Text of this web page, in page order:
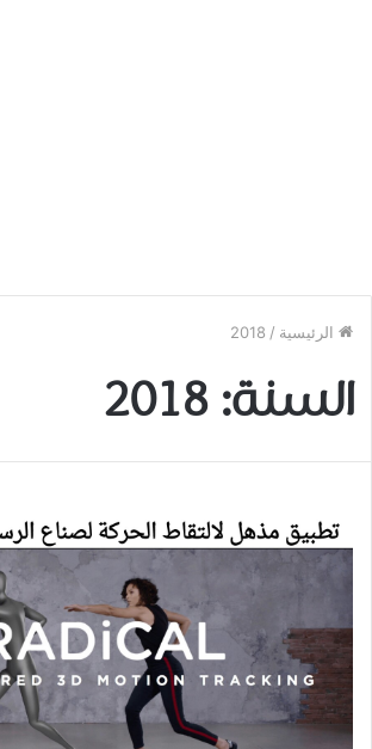
الرئيسية /
2018
السنة: 2018